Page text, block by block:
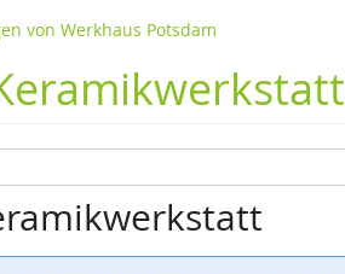
von Werkhaus Potsdam